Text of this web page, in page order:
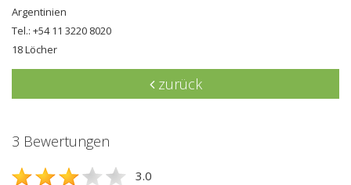
Argentinien
Tel.: +54 11 3220 8020
18 Löcher
zurück
3 Bewertungen
3.0